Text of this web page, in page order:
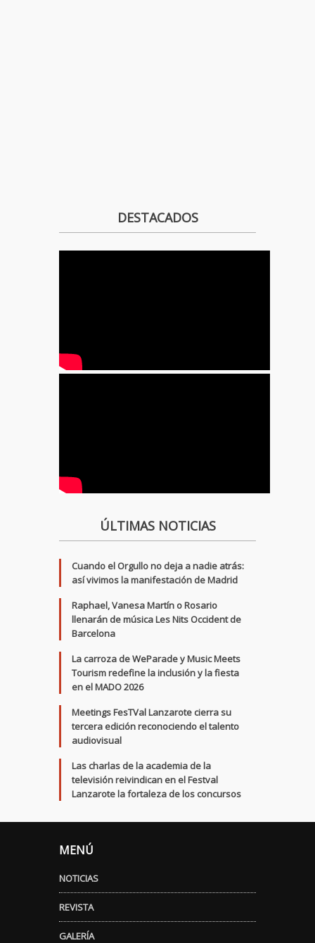
DESTACADOS
ÚLTIMAS NOTICIAS
Cuando el Orgullo no deja a nadie atrás:
así vivimos la manifestación de Madrid
Raphael, Vanesa Martín o Rosario
llenarán de música Les Nits Occident de
Barcelona
La carroza de WeParade y Music Meets
Tourism redefine la inclusión y la fiesta
en el MADO 2026
Meetings FesTVal Lanzarote cierra su
tercera edición reconociendo el talento
audiovisual
Las charlas de la academia de la
televisión reivindican en el Festval
Lanzarote la fortaleza de los concursos
MENÚ
NOTICIAS
REVISTA
GALERÍA